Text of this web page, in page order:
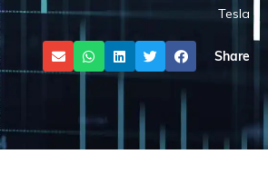
Tesla
Share